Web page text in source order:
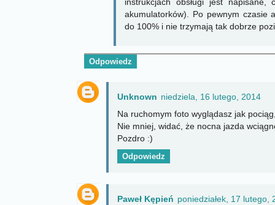
akumulatorków). Po pewnym czasie
do 100% i nie trzymają tak dobrze
Odpowiedz
Unknown niedziela, 16 lutego, 2014
Na ruchomym foto wyglądasz jak
Nie mniej, widać, że nocna jazda
Pozdro :)
Odpowiedz
Paweł Kępień poniedziałek, 17 lutego,